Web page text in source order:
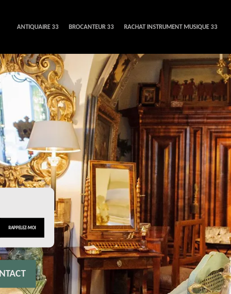
ANTIQUAIRE 33 BROCANTEUR 33 RACHAT INSTRUMENT MUSIQUE 33